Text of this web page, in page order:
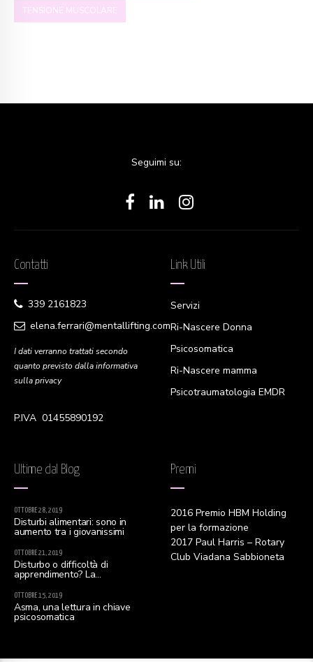
TENSIONE MUSCOLARE
Seguimi su:
Contatti
339 2161823
elena.ferrari@mentallifting.com
I dati verranno trattati secondo
quanto previsto dalla informativa
sulla privacy
P.IVA 01455890192
Link Utili
Servizi
Ri-Nascere Donna
Psicosomatica
Ri-Nascere mamma
Psicotraumatologia EMDR
Ultime dal Blog
OTTOBRE 28, 2019
Disturbi alimentari: sono in
aumento tra i giovanissimi
OTTOBRE 21, 2019
Disturbo o difficoltà di
apprendimento? La
OTTOBRE 15, 2019
Asma, una lettura in chiave
psicosomatica
Premi
2016 Premio HBM Holding
per la formazione
2017 Paul Harris – Rotary
Club Viadana Sabbioneta